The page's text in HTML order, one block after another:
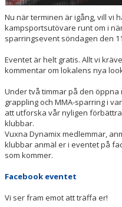
Nu när terminen är igång, vill vi
kampsportsutövare runt om i
sparringsevent söndagen den
Eventet är helt gratis. Allt vi
kommentar om lokalens nya
Under två timmar på den
grappling och MMA-sparring i
att utforska vår nyligen
klubbar.
Vuxna Dynamix medlemmar,
klubbar anmäl er i eventet på
som kommer.
Facebook eventet
Vi ser fram emot att träffa er!